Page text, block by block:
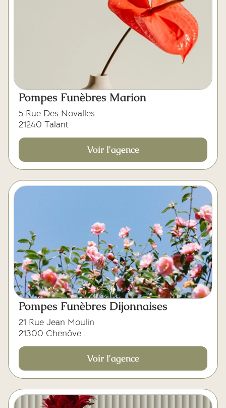
Pompes Funèbres Marion
5 Rue Des Novalles
21240 Talant
Voir l'agence
Pompes Funèbres Dijonnaises
21 Rue Jean Moulin
21300 Chenôve
Voir l'agence